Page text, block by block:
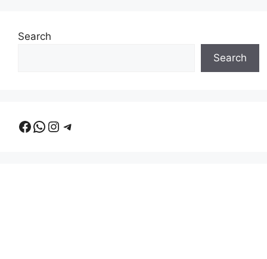
Search
Search
Facebook
WhatsApp
Instagram
Telegram